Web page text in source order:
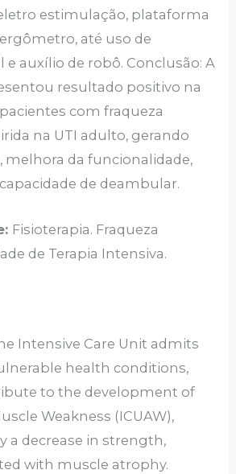
estimulação, plataforma
até uso de
e auxílio de robô. Conclusão: A
resultado positivo na
com fraqueza
na UTI adulto, gerando
melhora da funcionalidade,
de deambular.
Fisioterapia. Fraqueza
de Terapia Intensiva.
Intensive Care Unit admits
health conditions,
to the development of
Weakness (ICUAW),
a decrease in strength,
with muscle atrophy.